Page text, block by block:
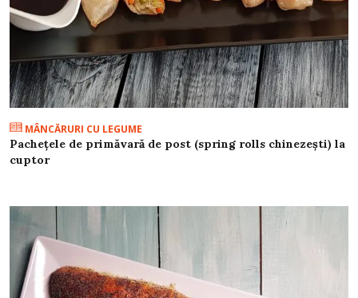
MÂNCĂRURI CU LEGUME
Pachețele de primăvară de post (spring rolls chinezești) la
cuptor